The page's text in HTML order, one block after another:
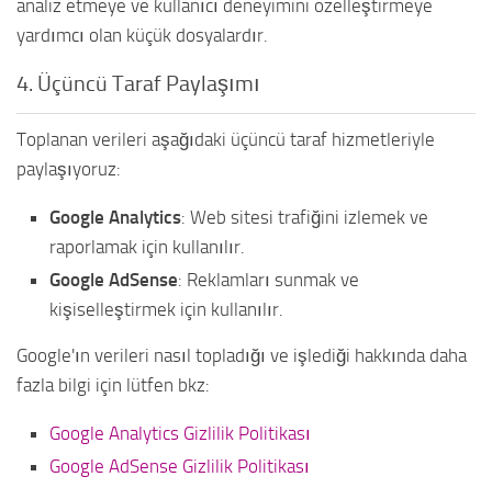
analiz etmeye ve kullanıcı deneyimini özelleştirmeye
yardımcı olan küçük dosyalardır.
4. Üçüncü Taraf Paylaşımı
Toplanan verileri aşağıdaki üçüncü taraf hizmetleriyle
paylaşıyoruz:
Google Analytics: Web sitesi trafiğini izlemek ve
raporlamak için kullanılır.
Google AdSense: Reklamları sunmak ve
kişiselleştirmek için kullanılır.
Google'ın verileri nasıl topladığı ve işlediği hakkında daha
fazla bilgi için lütfen bkz:
Google Analytics Gizlilik Politikası
Google AdSense Gizlilik Politikası